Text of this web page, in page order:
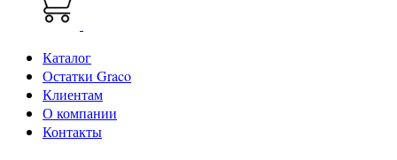
Каталог
Остатки Graco
Клиентам
О компании
Контакты